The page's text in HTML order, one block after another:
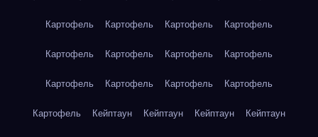
Картофель Картофель Картофель Картофель
Картофель Картофель Картофель Картофель
Картофель Картофель Картофель Картофель
Картофель Кейптаун Кейптаун Кейптаун Кейптаун